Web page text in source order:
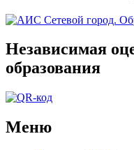
Независимая
образования
Меню